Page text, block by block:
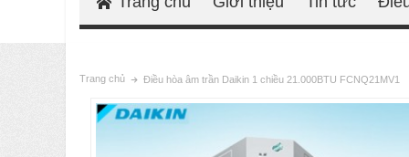
Trang chủ Điều hòa âm trần Daikin 1 chiều 21.000BTU FCNQ21MV1